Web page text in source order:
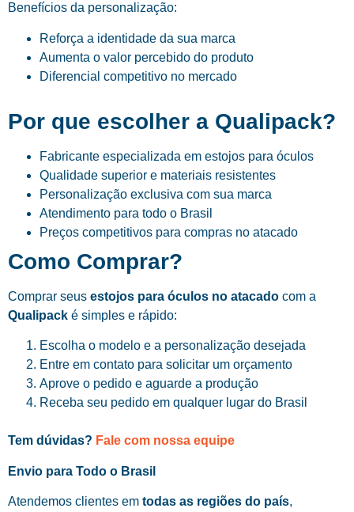
Benefícios da personalização:
Reforça a identidade da sua marca
Aumenta o valor percebido do produto
Diferencial competitivo no mercado
Por que escolher a Qualipack?
Fabricante especializada em estojos para óculos
Qualidade superior e materiais resistentes
Personalização exclusiva com sua marca
Atendimento para todo o Brasil
Preços competitivos para compras no atacado
Como Comprar?
Comprar seus estojos para óculos no atacado com a
Qualipack é simples e rápido:
Escolha o modelo e a personalização desejada
Entre em contato para solicitar um orçamento
Aprove o pedido e aguarde a produção
Receba seu pedido em qualquer lugar do Brasil
Tem dúvidas? Fale com nossa equipe
Envio para Todo o Brasil
Atendemos clientes em todas as regiões do país,